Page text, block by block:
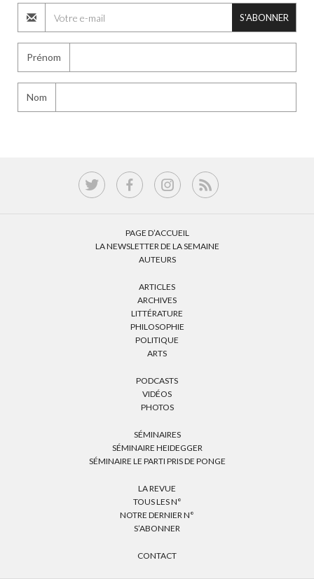
S'ABONNER
Prénom
Nom
PAGE D’ACCUEIL
LA NEWSLETTER DE LA SEMAINE
AUTEURS
ARTICLES
ARCHIVES
LITTÉRATURE
PHILOSOPHIE
POLITIQUE
ARTS
PODCASTS
VIDÉOS
PHOTOS
SÉMINAIRES
SÉMINAIRE HEIDEGGER
SÉMINAIRE LE PARTI PRIS DE PONGE
LA REVUE
TOUS LES N°
NOTRE DERNIER N°
S’ABONNER
CONTACT